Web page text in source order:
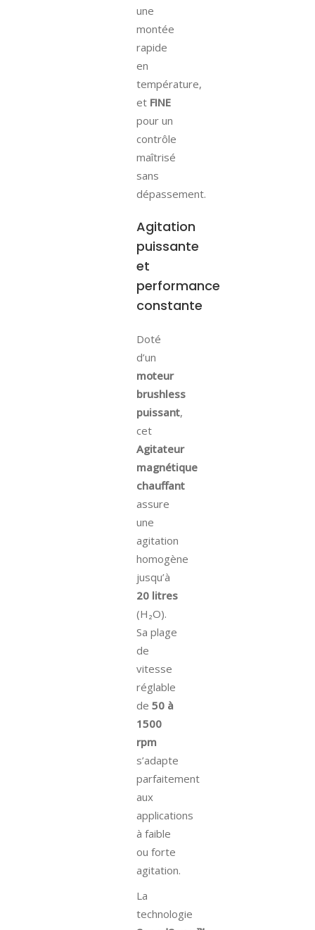
une
montée
rapide
en
température,
et FINE
pour un
contrôle
maîtrisé
sans
dépassement.
Agitation
puissante
et
performance
constante
Doté
d’un
moteur
brushless
puissant,
cet
Agitateur
magnétique
chauffant
assure
une
agitation
homogène
jusqu’à
20 litres
(H₂O).
Sa plage
de
vitesse
réglable
de 50 à
1500
rpm
s’adapte
parfaitement
aux
applications
à faible
ou forte
agitation.
La
technologie